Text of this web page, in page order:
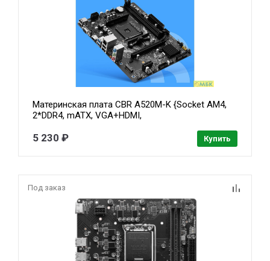
Материнская плата CBR A520M-K {Socket AM4,
2*DDR4, mATX, VGA+HDMI,
4*SATA3, 4*USB2+2*USB3, Glan}
5 230 ₽ Купить
Под заказ